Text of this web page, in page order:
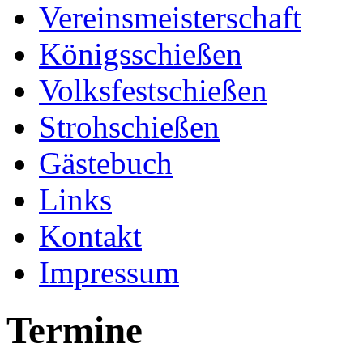
Vereinsmeisterschaft
Königsschießen
Volksfestschießen
Strohschießen
Gästebuch
Links
Kontakt
Impressum
Termine